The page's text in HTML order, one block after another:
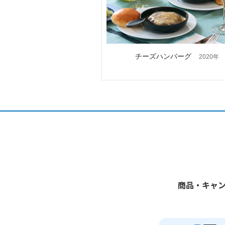
チーズハンバーグ 2020年
商品・キャ